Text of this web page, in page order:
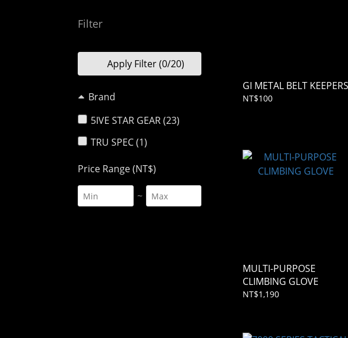
Filter
Apply Filter(0/20)
Brand
5IVE STAR GEAR (23)
TRU SPEC (1)
Price Range (NT$)
~
GI METAL BELT KEEPERS
NT$100
MULTI-PURPOSE
CLIMBING GLOVE
NT$1,190